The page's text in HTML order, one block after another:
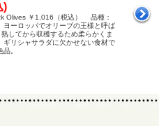
)
Olives ￥1,016（税込） 品種：
ヨーロッパでオリーブの王様と呼ば
してから収穫するため柔らかくま
ギリシャサラダに欠かせない食材で
。